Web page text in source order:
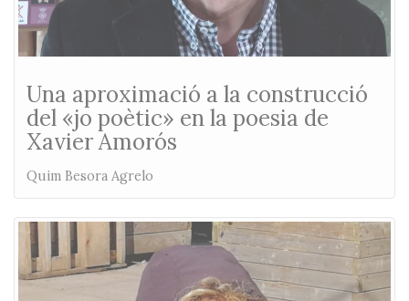
Una aproximació a la construcció
del «jo poètic» en la poesia de
Xavier Amorós
Quim Besora Agrelo